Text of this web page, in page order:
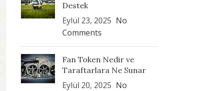
Destek
Eylül 23, 2025 No
Comments
Fan Token Nedir ve
Taraftarlara Ne Sunar
Eylül 20, 2025 No